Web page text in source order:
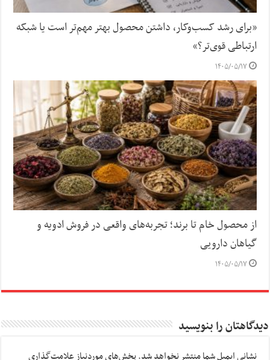
«برای رشد کسب‌وکار، داشتن محصول بهتر مهم‌تر است یا شبکه
ارتباطی قوی‌تر؟»
۱۴۰۵/۰۵/۱۷
از محصول خام تا برند؛ تجربه‌های واقعی در فروش ادویه و
گیاهان دارویی
۱۴۰۵/۰۵/۱۷
دیدگاهتان را بنویسید
نشانی ایمیل شما منتشر نخواهد شد.بخش‌های موردنیاز علامت‌گذاری